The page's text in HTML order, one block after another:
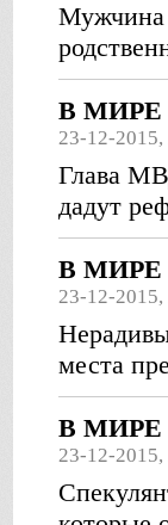
Мужчина
В МИРЕ
23-12-2015,
Глава
дадут
В МИРЕ
23-12-2015,
места
В МИРЕ
23-12-2015,